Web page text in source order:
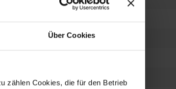
Über Cookies
zählen Cookies, die für den Betrieb
8 Megapixel